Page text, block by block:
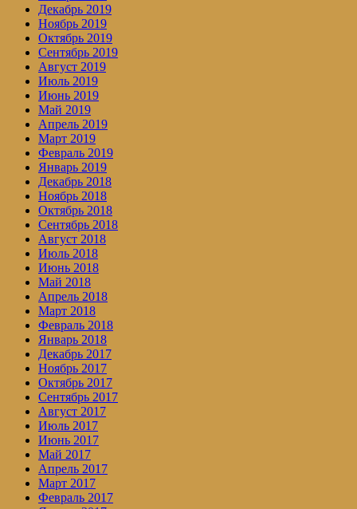
Декабрь 2019
Ноябрь 2019
Октябрь 2019
Сентябрь 2019
Август 2019
Июль 2019
Июнь 2019
Май 2019
Апрель 2019
Март 2019
Февраль 2019
Январь 2019
Декабрь 2018
Ноябрь 2018
Октябрь 2018
Сентябрь 2018
Август 2018
Июль 2018
Июнь 2018
Май 2018
Апрель 2018
Март 2018
Февраль 2018
Январь 2018
Декабрь 2017
Ноябрь 2017
Октябрь 2017
Сентябрь 2017
Август 2017
Июль 2017
Июнь 2017
Май 2017
Апрель 2017
Март 2017
Февраль 2017